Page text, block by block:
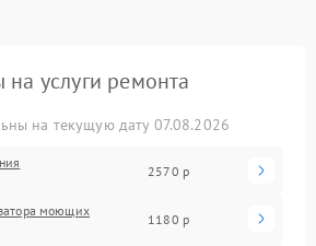
услуги ремонта
на текущую дату 07.08.2026
2570 р
моющих
1180 р